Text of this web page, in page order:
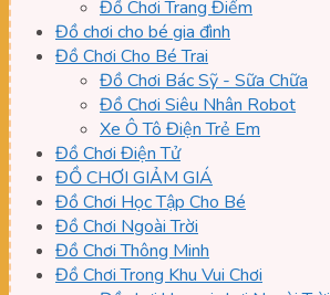
Đồ Chơi Trang Điểm
Đồ chơi cho bé gia đình
Đồ Chơi Cho Bé Trai
Đồ Chơi Bác Sỹ - Sữa Chữa
Đồ Chơi Siêu Nhân Robot
Xe Ô Tô Điện Trẻ Em
Đồ Chơi Điện Tử
ĐỒ CHƠI GIẢM GIÁ
Đồ Chơi Học Tập Cho Bé
Đồ Chơi Ngoài Trời
Đồ Chơi Thông Minh
Đồ Chơi Trong Khu Vui Chơi